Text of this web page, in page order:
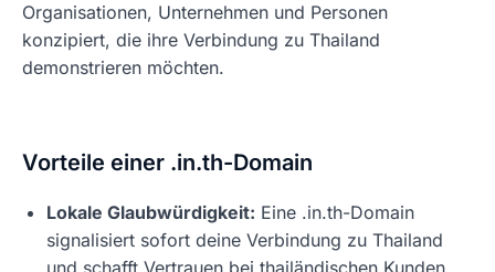
Organisationen, Unternehmen und Personen
konzipiert, die ihre Verbindung zu Thailand
demonstrieren möchten.
Vorteile einer .in.th-Domain
Lokale Glaubwürdigkeit: Eine .in.th-Domain
signalisiert sofort deine Verbindung zu Thailand
und schafft Vertrauen bei thailändischen Kunden